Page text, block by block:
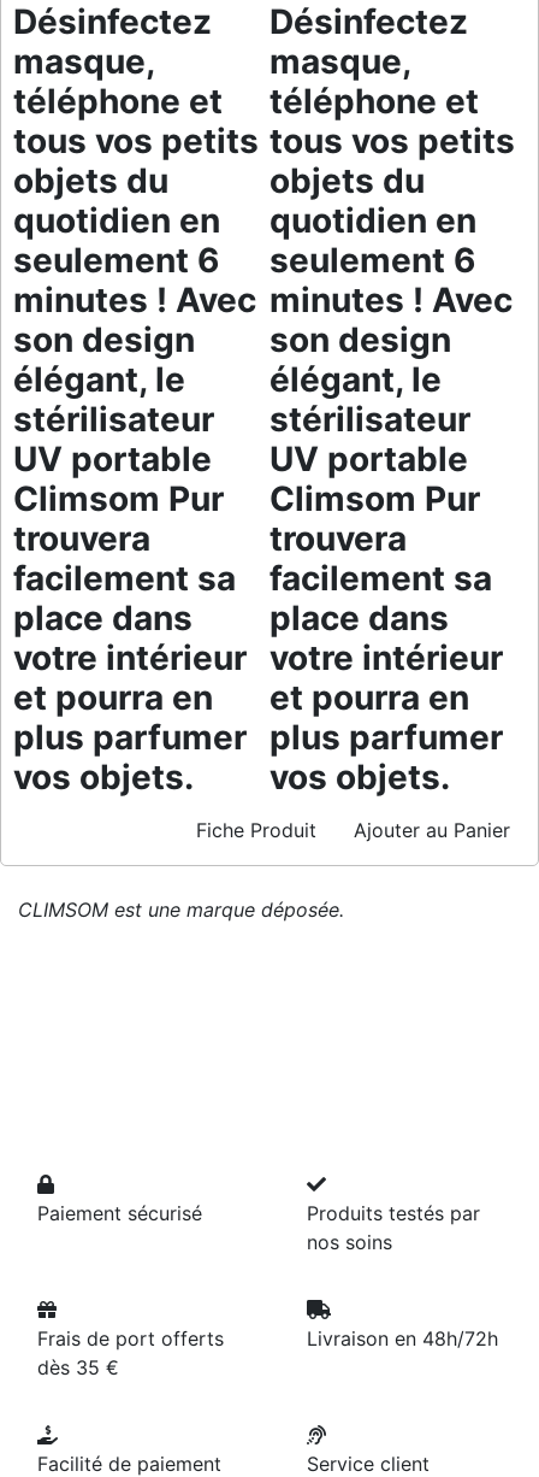
Désinfectez
masque,
téléphone et
tous vos petits
objets du
quotidien en
seulement 6
minutes ! Avec
son design
élégant, le
stérilisateur
UV portable
Climsom Pur
trouvera
facilement sa
place dans
votre intérieur
et pourra en
plus parfumer
vos objets.
Désinfectez
masque,
téléphone et
tous vos petits
objets du
quotidien en
seulement 6
minutes ! Avec
son design
élégant, le
stérilisateur
UV portable
Climsom Pur
trouvera
facilement sa
place dans
votre intérieur
et pourra en
plus parfumer
vos objets.
Fiche Produit Ajouter au Panier
CLIMSOM est une marque déposée.
Paiement sécurisé
Produits testés par
nos soins
Frais de port offerts
dès 35 €
Livraison en 48h/72h
Facilité de paiement
Service client